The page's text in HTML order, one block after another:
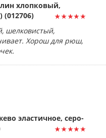
хлопковый,
шелковистый,
Хорош для рюш,
эластичное, серо-